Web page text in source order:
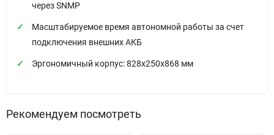
через SNMP
Масштабируемое время автономной работы за счет
подключения внешних АКБ
Эргономичный корпус: 828x250x868 мм
Рекомендуем посмотреть